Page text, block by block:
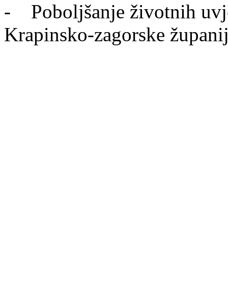
- Poboljšanje životnih
Krapinsko-zagorske